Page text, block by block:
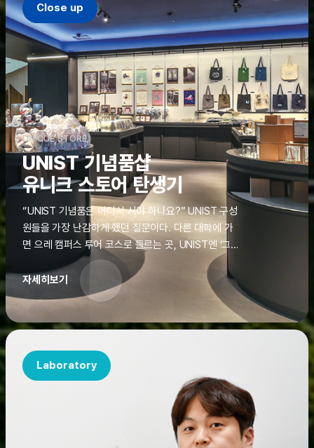
Close up
UNIQUE STORE
UNIST 기념품샵
유니크 스토어 탄생기
“UNIST 기념품은 어디서 사야 하나요?” UNIST 구성
원들을 가장 난감하게 했던 질문이다. 다른 대학에 가
면 으레 캠퍼스 투어 코스로 들르는 곳, UNIST엔 ‘그
것’이 없었다. 학교 탐방을 왔던 고등학생도, 자녀를 방
문하러 온 학부모도 빈손으로 돌려보내야 했던 아쉬움
을 달래줄 공간이 ‘유니크 스토어(UNIQUE
STORE)’라는 이름으로 지난해 11월 문을 열었다.
자세히보기
Laboratory